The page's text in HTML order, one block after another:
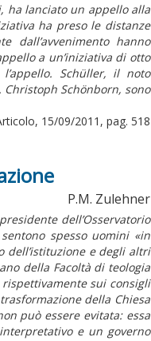
ha lanciato un appello alla
ha preso le distanze
dall’avvenimento hanno
a un’iniziativa di otto
Schüller, il noto
Schönborn, sono
15/09/2011, pag. 518
P.M. Zulehner
dell’Osservatorio
spesso uomini «in
dell’istituzione e degli altri
della Facoltà di teologia
sui consigli
della Chiesa
può essere evitata: essa
e un governo